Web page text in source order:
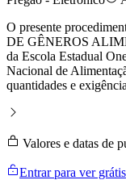
O presente
DE GÊNEROS
da Escola Estadual
Nacional de
quantidades e
Valores e datas de
Entrar para ver grátis